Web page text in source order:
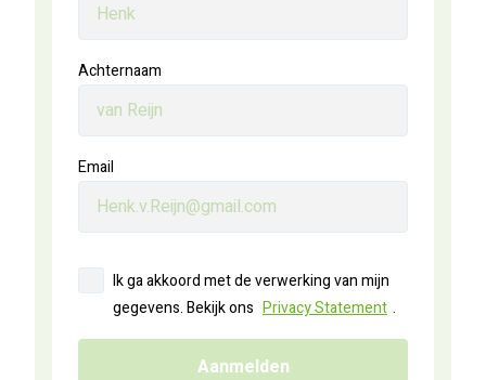
Achternaam
Email
Ik ga akkoord met de verwerking van mijn
gegevens. Bekijk ons Privacy Statement .
Aanmelden